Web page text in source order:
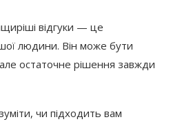
відгуки — це
людини. Він може бути
остаточне рішення завжди
чи підходить вам